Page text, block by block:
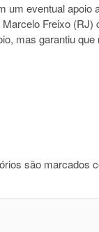
eventual apoio
Freixo
mas garantiu
são marcados